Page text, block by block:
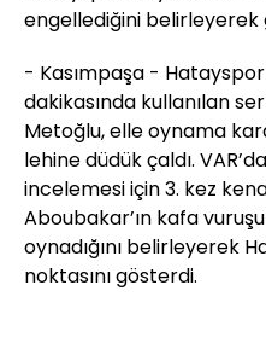
engellediğini belirleyerek
- Kasımpaşa - Hatayspor
dakikasında kullanılan
Metoğlu, elle oynama
lehine düdük çaldı.
incelemesi için 3. kez
Aboubakar’ın kafa
oynadığını belirleyerek
noktasını gösterdi.